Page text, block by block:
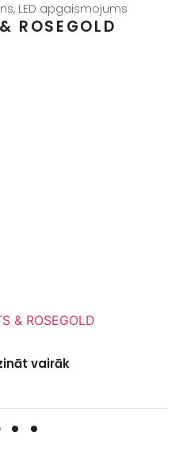
apgaismojums
vairāk